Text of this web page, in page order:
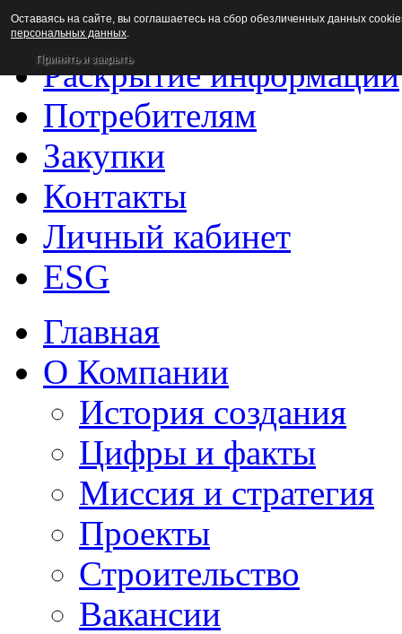
Новости
Раскрытие информации
Потребителям
Закупки
Контакты
Личный кабинет
ESG
Главная
О Компании
История создания
Цифры и факты
Миссия и стратегия
Проекты
Строительство
Вакансии
Оставаясь на сайте, вы соглашаетесь на сбор обезличенных данных
персональных данных.
Принять и закрыть